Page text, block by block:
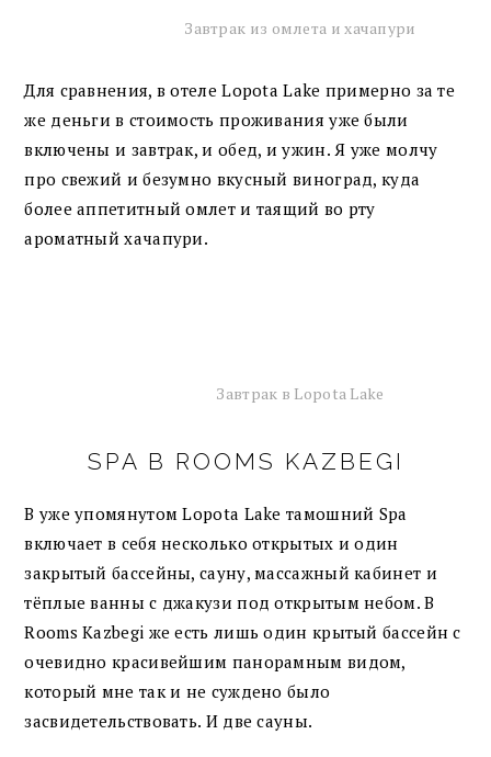
Завтрак из омлета и хачапури
Для сравнения, в отеле Lopota Lake примерно за те
же деньги в стоимость проживания уже были
включены и завтрак, и обед, и ужин. Я уже молчу
про свежий и безумно вкусный виноград, куда
более аппетитный омлет и таящий во рту
ароматный хачапури.
Завтрак в Lopota Lake
SPA В ROOMS KAZBEGI
В уже упомянутом Lopota Lake тамошний Spa
включает в себя несколько открытых и один
закрытый бассейны, сауну, массажный кабинет и
тёплые ванны с джакузи под открытым небом. В
Rooms Kazbegi же есть лишь один крытый бассейн с
очевидно красивейшим панорамным видом,
который мне так и не суждено было
засвидетельствовать. И две сауны.